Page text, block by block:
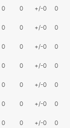
0 0 +/-0 0
0 0 +/-0 0
0 0 +/-0 0
0 0 +/-0 0
0 0 +/-0 0
0 0 +/-0 0
0 0 +/-0 0